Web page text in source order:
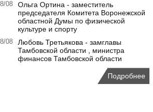
08
Ольга Ортина - заместитель
председателя Комитета Воронежской
областной Думы по физической
культуре и спорту
08
Любовь Третьякова - замглавы
Тамбовской области , министра
финансов Тамбовской области
Подробнее